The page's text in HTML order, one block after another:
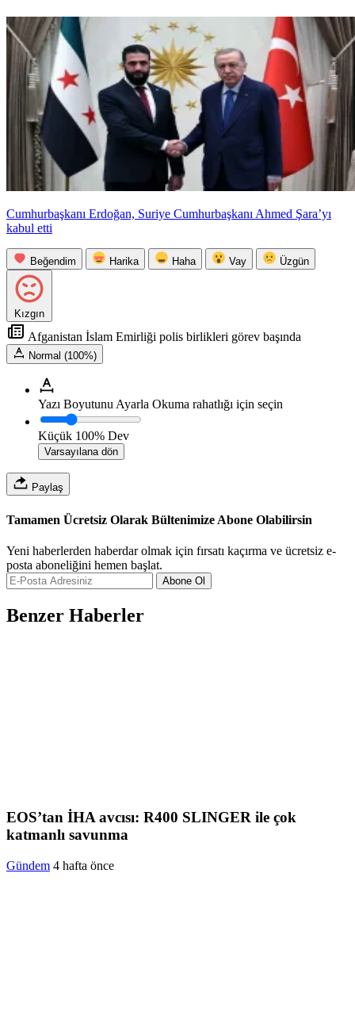
Cumhurbaşkanı Erdoğan, Suriye Cumhurbaşkanı Ahmed Şara’yı
kabul etti
Beğendim Harika Haha Vay Üzgün
Kızgın
Afganistan İslam Emirliği polis birlikleri görev başında
Normal (100%)
Yazı Boyutunu Ayarla Okuma rahatlığı için seçin
Küçük 100% Dev
Varsayılana dön
Paylaş
Tamamen Ücretsiz Olarak Bültenimize Abone Olabilirsin
Yeni haberlerden haberdar olmak için fırsatı kaçırma ve ücretsiz e-
posta aboneliğini hemen başlat.
Abone Ol
Benzer Haberler
EOS’tan İHA avcısı: R400 SLINGER ile çok
katmanlı savunma
Gündem 4 hafta önce